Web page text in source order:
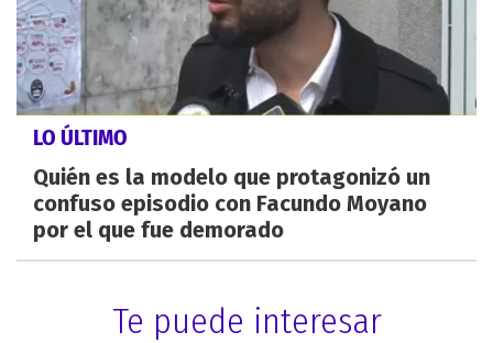
LO ÚLTIMO
Quién es la modelo que protagonizó un
confuso episodio con Facundo Moyano
por el que fue demorado
Te puede interesar